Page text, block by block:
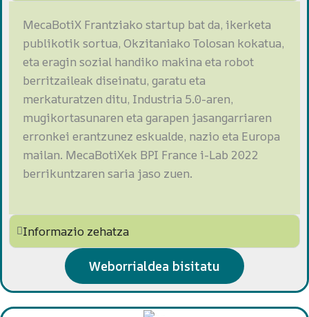
MecaBotiX Frantziako startup bat da, ikerketa
publikotik sortua, Okzitaniako Tolosan kokatua,
eta eragin sozial handiko makina eta robot
berritzaileak diseinatu, garatu eta
merkaturatzen ditu, Industria 5.0-aren,
mugikortasunaren eta garapen jasangarriaren
erronkei erantzunez eskualde, nazio eta Europa
mailan. MecaBotiXek BPI France i-Lab 2022
berrikuntzaren saria jaso zuen.
Informazio zehatza
Weborrialdea bisitatu